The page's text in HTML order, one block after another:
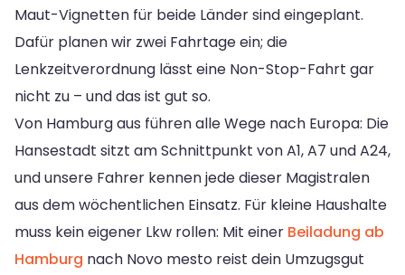
Maut-Vignetten für beide Länder sind eingeplant.
Dafür planen wir zwei Fahrtage ein; die
Lenkzeitverordnung lässt eine Non-Stop-Fahrt gar
nicht zu – und das ist gut so.
Von Hamburg aus führen alle Wege nach Europa: Die
Hansestadt sitzt am Schnittpunkt von A1, A7 und A24,
und unsere Fahrer kennen jede dieser Magistralen
aus dem wöchentlichen Einsatz. Für kleine Haushalte
muss kein eigener Lkw rollen: Mit einer Beiladung ab
Hamburg nach Novo mesto reist dein Umzugsgut